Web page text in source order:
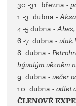
30.-31. března -
1.-3. dubna -
4.-5.dubna -
6.-7. dubna - vlak
8. dubna -
bývalým vězněm
9. dubna - večer
10. dubna - odlet
ČLENOVÉ